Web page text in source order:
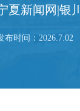
布时间：2026.7.02